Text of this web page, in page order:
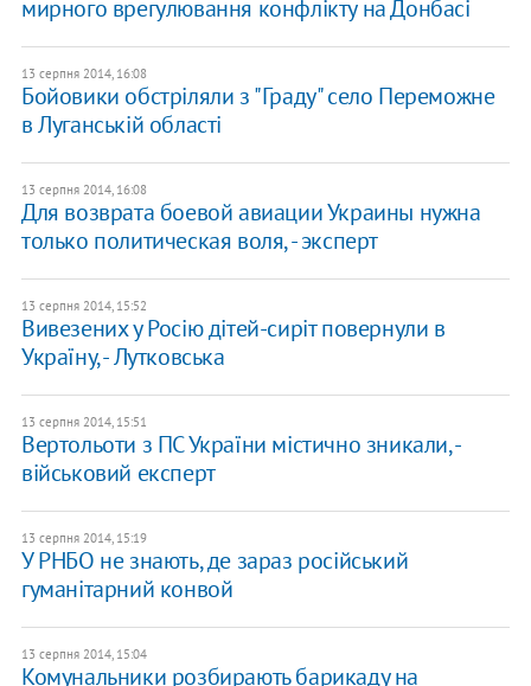
мирного врегулювання конфлікту на Донбасі
13 серпня 2014, 16:08
Бойовики обстріляли з "Граду" село Переможне
в Луганській області
13 серпня 2014, 16:08
Для возврата боевой авиации Украины нужна
только политическая воля, - эксперт
13 серпня 2014, 15:52
Вивезених у Росію дітей-сиріт повернули в
Україну, - Лутковська
13 серпня 2014, 15:51
Вертольоти з ПС України містично зникали, -
військовий експерт
13 серпня 2014, 15:19
У РНБО не знають, де зараз російський
гуманітарний конвой
13 серпня 2014, 15:04
Комунальники розбирають барикаду на